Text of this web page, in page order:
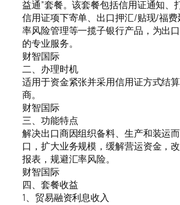
益通”套餐。该套餐包括信用证通知、
信用证项下寄单、出口押汇/贴现/福
率风险管理等一揽子银行产品，为出
的专业服务。
财智国际
二、办理时机
适用于资金紧张并采用信用证方式结
商。
财智国际
三、功能特点
解决出口商因组织备料、生产和装运
口，扩大业务规模，缓解营运资金，
报表，规避汇率风险。
财智国际
四、套餐收益
1、贸易融资利息收入